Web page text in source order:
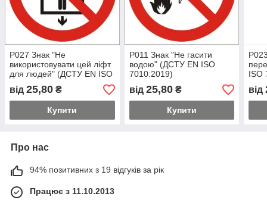
P027 Знак "Не
використовувати цей ліфт
для людей" (ДСТУ EN ISO
7010:2019)
від 25,80 ₴
Купити
P011 Знак "Не гасити
водою" (ДСТУ EN ISO
7010:2019)
від 25,80₴
Купити
ISO
від
Про нас
94% позитивних з 19 відгуків за рік
Працює з 11.10.2013